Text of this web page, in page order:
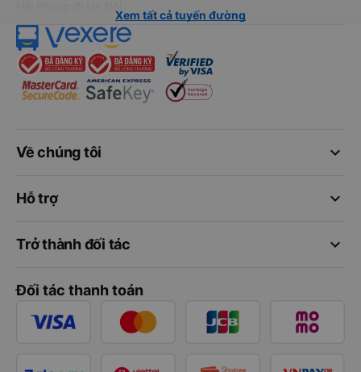
Xem tất cả tuyến đường
keyboard_arrow_down
Về chúng tôi
keyboard_arrow_down
Hỗ trợ
keyboard_arrow_down
Trở thành đối tác
Đối tác thanh toán